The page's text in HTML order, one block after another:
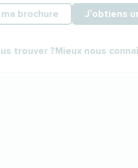
brochure
J’obtiens
trouver ?Mieux nous